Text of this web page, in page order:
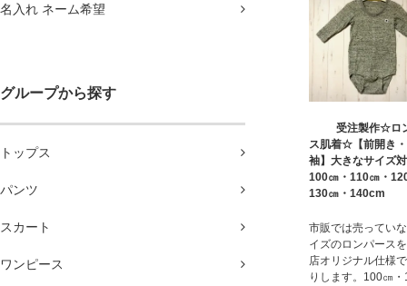
名入れ ネーム希望
グループから探す
トップス
パンツ
スカート
ワンピース
受注製作☆ロ
ス肌着☆【前開き
袖】大きなサイズ
100㎝・110㎝・
130㎝・140cm
市販では売ってい
イズのロンパース
店オリジナル仕様
りします。100㎝